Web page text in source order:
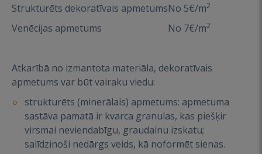
Strukturēts dekoratīvais apmetumsNo 5€/m2
Venēcijas apmetums No 7€/m2
Atkarībā no izmantota materiāla, dekoratīvais
apmetums var būt vairaku viedu:
strukturēts (minerālais) apmetums: apmetuma
sastāva pamatā ir kvarca granulas, kas piešķir
virsmai neviendabīgu, graudainu izskatu;
salīdzinoši nedārgs veids, kā noformēt sienas.